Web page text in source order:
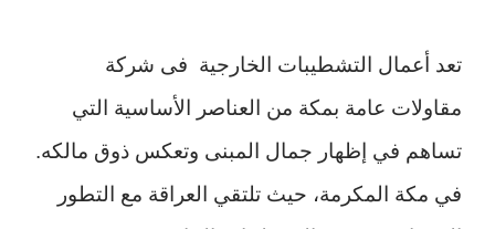
تعد أعمال التشطيبات الخارجية فى شركة
مقاولات عامة بمكة من العناصر الأساسية التي
تساهم في إظهار جمال المبنى وتعكس ذوق مالكه.
في مكة المكرمة، حيث تلتقي العراقة مع التطور